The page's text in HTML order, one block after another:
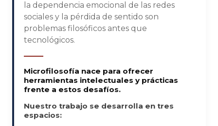
la dependencia emocional de las redes
sociales y la pérdida de sentido son
problemas filosóficos antes que
tecnológicos.
Microfilosofía nace para ofrecer
herramientas intelectuales y prácticas
frente a estos desafíos.
Nuestro trabajo se desarrolla en tres
espacios: